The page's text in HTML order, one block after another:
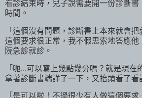
看診結束時，兒子說需要開一份診斷書
時間。
「這個沒有問題，診斷書上本來就會把
這個要求很正常，我不假思索地答應他
院急診就診。
「呃...可以寫上幾點幾分嗎？就是現在
拿著診斷書端詳了一下，又抬頭看了看
「是可以啦！不過很少有人做這個要